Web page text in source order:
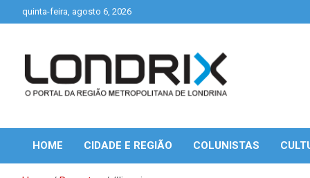
to
quinta-feira, agosto 6, 2026
Londrix
HOME CIDADE E REGIÃO COLUNISTAS